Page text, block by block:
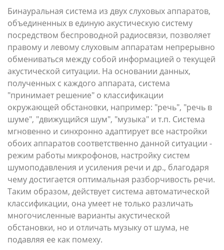
Бинауральная система из двух слуховых аппаратов,
объединенных в единую акустическую систему
посредством беспроводной радиосвязи, позволяет
правому и левому слуховым аппаратам непрерывно
обмениваться между собой информацией о текущей
акустической ситуации. На основании данных,
полученных с каждого аппарата, система
"принимает решение" о классификации
окружающей обстановки, например: "речь", "речь в
шуме", "движущийся шум", "музыка" и т.п. Система
мгновенно и синхронно адаптирует все настройки
обоих аппаратов соответственно данной ситуации -
режим работы микрофонов, настройку систем
шумоподавления и усиления речи и др., благодаря
чему достигается оптимальная разборчивость речи.
Таким образом, действует система автоматической
классификации, она умеет не только различать
многочисленные варианты акустической
обстановки, но и отличать музыку от шума, не
подавляя ее как помеху.